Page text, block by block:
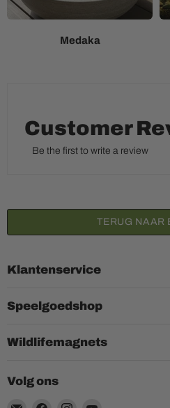
Medaka
Customer
Be the first to write a review
TERUG NAAR
Klantenservice
Speelgoedshop
Wildlifemagnets
Volg ons
Email Vind Vind